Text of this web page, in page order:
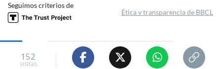
Seguimos criterios de
Ética y transparencia de BBCL
152
visitas